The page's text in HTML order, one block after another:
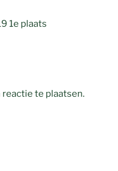
1e plaats
reactie te plaatsen.